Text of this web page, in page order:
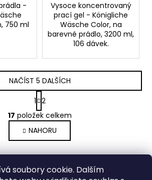
soubory cookie. Dalším
-
750 ml
Vysoce koncentrovaný
prací gel - Königliche
Wäsche Color, na
barevné prádlo, 3200 ml,
106 dávek.
O
v
l
á
d
a
c
NAČÍST 5 DALŠÍCH
S
t
r
á
n
k
o
á
1 2
17 položek celkem
NAHORU
Medic Czech